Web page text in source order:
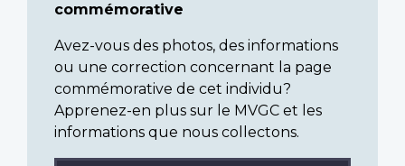
commémorative
Avez-vous des photos, des informations
ou une correction concernant la page
commémorative de cet individu?
Apprenez-en plus sur le MVGC et les
informations que nous collectons.